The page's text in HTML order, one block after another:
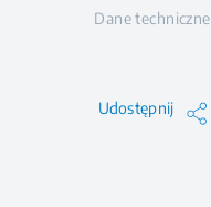
Dane techniczne
Udostępnij